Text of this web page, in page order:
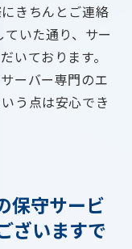
きちんとご連絡
いた通り、サー
いております。
ーバー専門のエ
う点は安心でき
保守サービ
ざいますで